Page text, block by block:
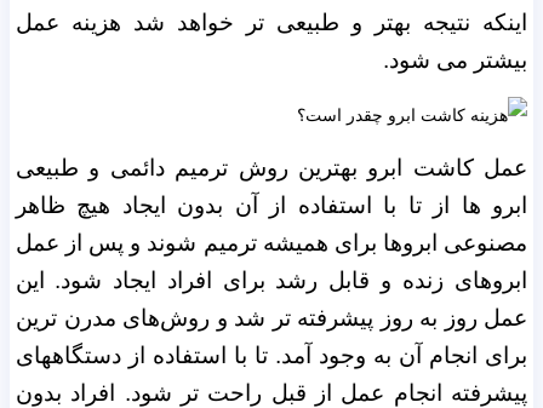
اینکه نتیجه بهتر و طبیعی تر خواهد شد هزینه عمل
بیشتر می شود.
عمل کاشت ابرو بهترین روش ترمیم دائمی و طبیعی
ابرو ها از تا با استفاده از آن بدون ایجاد هیچ ظاهر
مصنوعی ابروها برای همیشه ترمیم شوند و پس از عمل
ابروهای زنده و قابل رشد برای افراد ایجاد شود.
این
عمل روز به روز پیشرفته تر شد و روش‌های مدرن ترین
برای انجام آن به وجود آمد. تا با استفاده از دستگاههای
پیشرفته انجام عمل از قبل راحت تر شود. افراد بدون